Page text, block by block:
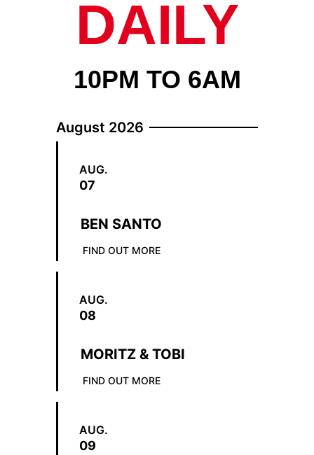
DAILY
10PM TO 6AM
August 2026
AUG.
07
BEN SANTO
FIND OUT MORE
AUG.
08
MORITZ & TOBI
FIND OUT MORE
AUG.
09